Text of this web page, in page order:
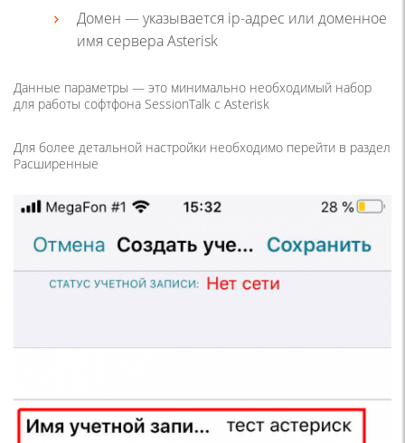
Домен — указывается ip-адрес или доменное
имя сервера Asterisk
Данные параметры — это минимально необходимый набор
для работы софтфона SessionTalk с Asterisk
Для более детальной настройки необходимо перейти в раздел
Расширенные